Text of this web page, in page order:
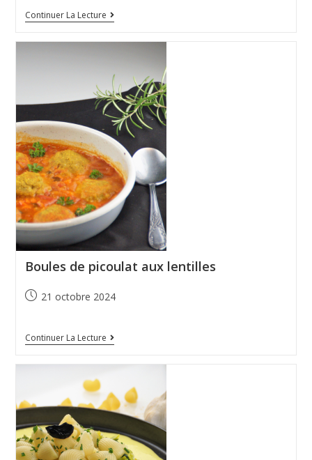
Continuer La Lecture
Boules de picoulat aux lentilles
21 octobre 2024
Continuer La Lecture